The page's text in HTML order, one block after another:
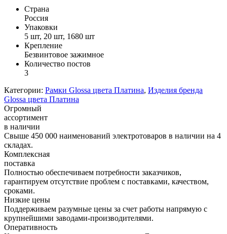
Страна
Россия
Упаковки
5 шт, 20 шт, 1680 шт
Крепление
Безвинтовое зажимное
Количество постов
3
Категории: Рамки Glossa цвета Платина, Изделия бренда
Glossa цвета Платина
Огромный
ассортимент
в наличии
Свыше 450 000 наименований электротоваров в наличии на 4
складах.
Комплексная
поставка
Полностью обеспечиваем потребности заказчиков,
гарантируем отсутствие проблем с поставками, качеством,
сроками.
Низкие цены
Поддерживаем разумные цены за счет работы напрямую с
крупнейшими заводами-производителями.
Оперативность